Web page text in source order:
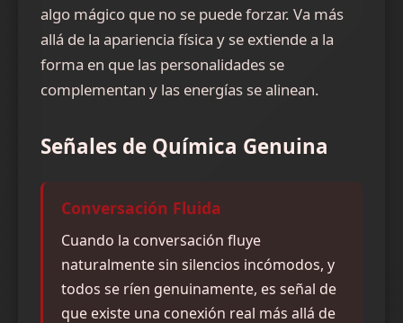
algo mágico que no se puede forzar. Va más
allá de la apariencia física y se extiende a la
forma en que las personalidades se
complementan y las energías se alinean.
Señales de Química Genuina
Conversación Fluida
Cuando la conversación fluye
naturalmente sin silencios incómodos, y
todos se ríen genuinamente, es señal de
que existe una conexión real más allá de